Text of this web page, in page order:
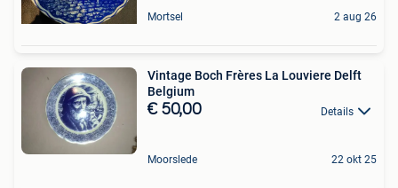
Mortsel 2 aug 26
Vintage Boch Frères La Louviere Delft
Belgium
€ 50,00 Details
Moorslede 22 okt 25